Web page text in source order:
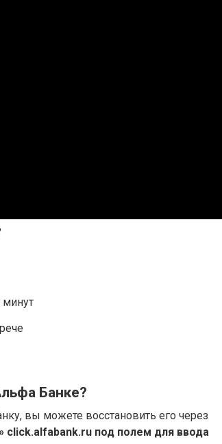
минут
Банке?
вы можете восстановить его через
click.alfabank.ru под полем для ввода